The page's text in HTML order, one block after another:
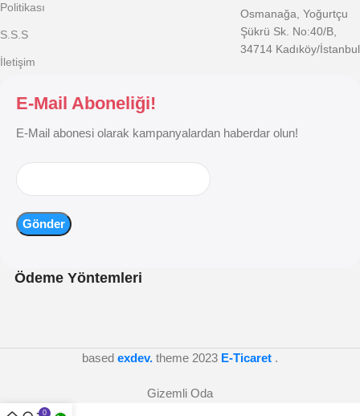
Politikası
S.S.S
İletişim
Osmanağa, Yoğurtçu
Şükrü Sk. No:40/B,
34714 Kadıköy/İstanbul
E-Mail Aboneliği!
E-Mail abonesi olarak kampanyalardan haberdar olun!
Ödeme Yöntemleri
based exdev. theme 2023 E-Ticaret .
Gizemli Oda
0